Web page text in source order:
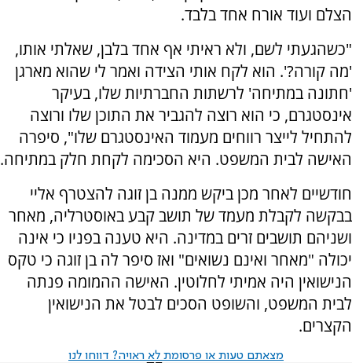
הצלם ועוד אורח אחד בלבד.
"כשהגעתי לשם, ולא ראיתי אף אחד בלבן, שאלתי אותו,
'מה קורה?'. הוא לקח אותי הצידה ואמר לי שהוא מארגן
'חתונה במתיחה' לרשתות החברתיות שלו, בעיקר
אינסטגרם, כי הוא רוצה להגביר את התוכן שלו ורוצה
להתחיל לייצר רווחים מעמוד האינסטגרם שלו", סיפרה
האישה לבית המשפט. היא הסכימה לקחת חלק במתיחה.
חודשיים לאחר מכן ביקש ממנה בן זוגה להצטרף אליי
בבקשה לקבלת מעמד של תושב קבע באוסטרליה, מאחר
ושניהם תושבים זרים במדינה. היא טענה בפניו כי אינה
יכולה "מאחר ואינם נשואים" ואז סיפר לה בן זוגה כי טקס
הנישואין היה אמיתי לחלוטין. האישה ההמומה פנתה
לבית המשפט, והשופט הסכים לבטל את הנישואין
הקצרים.
מצאתם טעות או פרסומת לא ראויה? דווחו לנו